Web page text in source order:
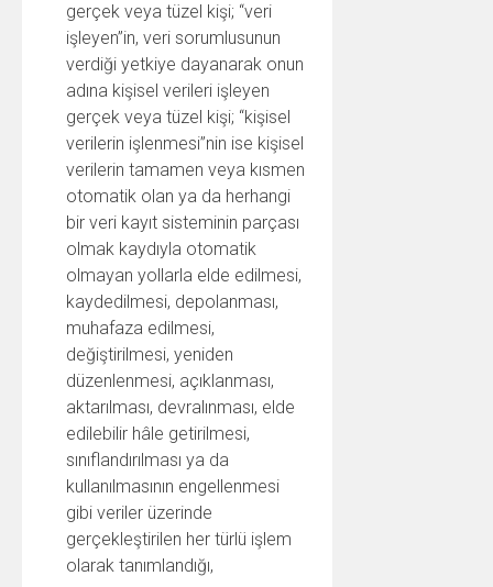
gerçek veya tüzel kişi; “veri
işleyen”in, veri sorumlusunun
verdiği yetkiye dayanarak onun
adına kişisel verileri işleyen
gerçek veya tüzel kişi; “kişisel
verilerin işlenmesi”nin ise kişisel
verilerin tamamen veya kısmen
otomatik olan ya da herhangi
bir veri kayıt sisteminin parçası
olmak kaydıyla otomatik
olmayan yollarla elde edilmesi,
kaydedilmesi, depolanması,
muhafaza edilmesi,
değiştirilmesi, yeniden
düzenlenmesi, açıklanması,
aktarılması, devralınması, elde
edilebilir hâle getirilmesi,
sınıflandırılması ya da
kullanılmasının engellenmesi
gibi veriler üzerinde
gerçekleştirilen her türlü işlem
olarak tanımlandığı,